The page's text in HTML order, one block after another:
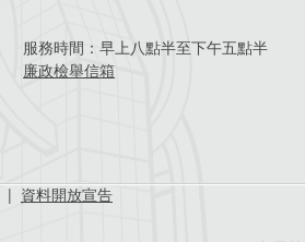
服務時間：早上八點半至下午五點半
廉政檢舉信箱
| 資料開放宣告